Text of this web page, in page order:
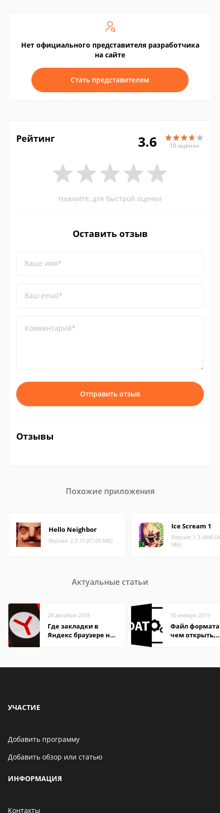
Нет официального представителя разработчика
на сайте
Стать представителем
Рейтинг 3.6 10 оценок
Нажмите, для быстрой оценки
Оставить отзыв
Ваше имя*
Ваш email*
Комментарий*
Отправить отзыв
Отзывы
Похожие приложения
Hello Neighbor
Версия: 2.3.15 (67.05 МБ)
Ice Scream 1
Версия: 1.3.4446
МБ)
Актуальные статьи
28 декабря 2018
Где закладки в
Яндекс браузере на
30 января 2019
Файл формата
чем открыть,
УЧАСТИЕ
Добавить программу
Добавить обзор или статью
ИНФОРМАЦИЯ
Контакты